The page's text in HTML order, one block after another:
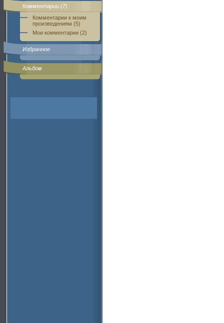
Комментарии (7)
Комментарии к моим
произведениям (5)
Мои комментарии (2)
Избранное
Альбом